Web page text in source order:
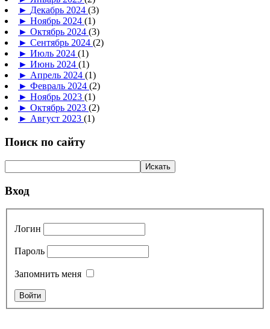
► Декабрь 2024 (3)
► Ноябрь 2024 (1)
► Октябрь 2024 (3)
► Сентябрь 2024 (2)
► Июль 2024 (1)
► Июнь 2024 (1)
► Апрель 2024 (1)
► Февраль 2024 (2)
► Ноябрь 2023 (1)
► Октябрь 2023 (2)
► Август 2023 (1)
Поиск по сайту
Вход
Логин
Пароль
Запомнить меня